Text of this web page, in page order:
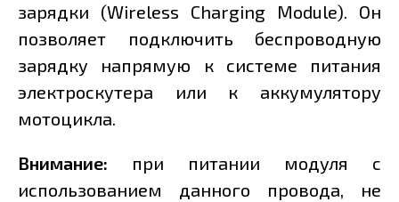
зарядки (Wireless Charging Module). Он
позволяет подключить беспроводную
зарядку напрямую к системе питания
электроскутера или к аккумулятору
мотоцикла.
Внимание: при питании модуля с
использованием данного провода, не